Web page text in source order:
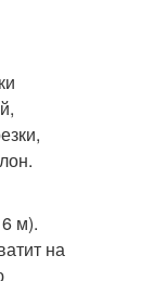
м).
на